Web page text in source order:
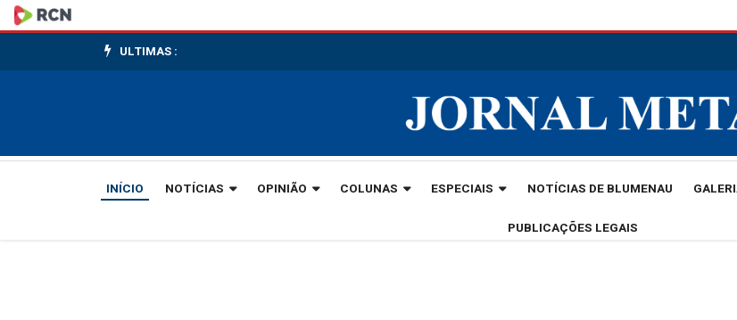
Gaspar
adere
Nacional
Docente
ULTIMAS :
INÍCIO NOTÍCIAS OPINIÃO COLUNAS ESPECIAIS NOTÍCIAS DE BLUMENAU
PUBLICAÇÕES LEGAIS